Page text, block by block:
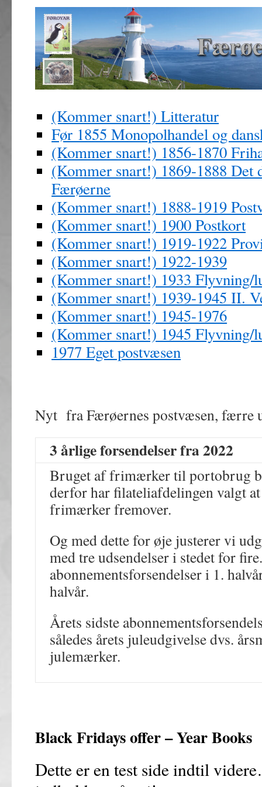
(Kommer snart!) Litteratur
Før 1855 Monopolhandel og
(Kommer snart!) 1856-1870
(Kommer snart!) 1869-1888 Det
Færøerne
(Kommer snart!) 1888-1919
(Kommer snart!) 1900 Postkort
(Kommer snart!) 1919-1922
(Kommer snart!) 1922-1939
(Kommer snart!) 1933 Flyvning/
(Kommer snart!) 1939-1945 II.
(Kommer snart!) 1945-1976
(Kommer snart!) 1945 Flyvning/
1977 Eget postvæsen
Nyt fra Færøernes postvæsen, færre
3 årlige forsendelser fra 2022
Bruget af frimærker til portobrug
derfor har filateliafdelingen valgt
frimærker fremover.
Og med dette for øje justerer vi
med tre udsendelser i stedet for
abonnementsforsendelser i 1.
halvår.
Årets sidste
således årets juleudgivelse dvs.
julemærker.
Black Fridays offer – Year
Dette er en test side indtil